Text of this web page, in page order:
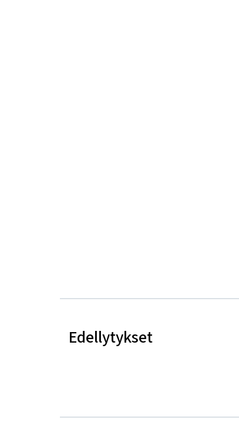
Edellytykset